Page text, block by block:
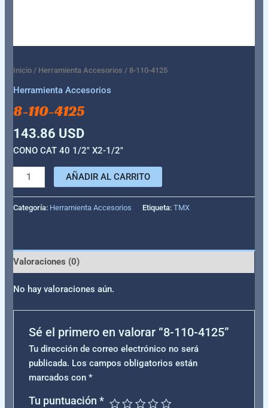
Inicio / Herramienta Accesorios / 8-110-4125
Herramienta Accesorios
8-110-4125
143.86 USD
CONO CAT 40 1/2″ X2-1/2″
AÑADIR AL CARRITO
Categoría: Herramienta Accesorios Etiqueta:TMX
Valoraciones (0)
No hay valoraciones aún.
Sé el primero en valorar “8-110-4125”
Tu dirección de correo electrónico no será
publicada. Los campos obligatorios están
marcados con *
Tu puntuación *